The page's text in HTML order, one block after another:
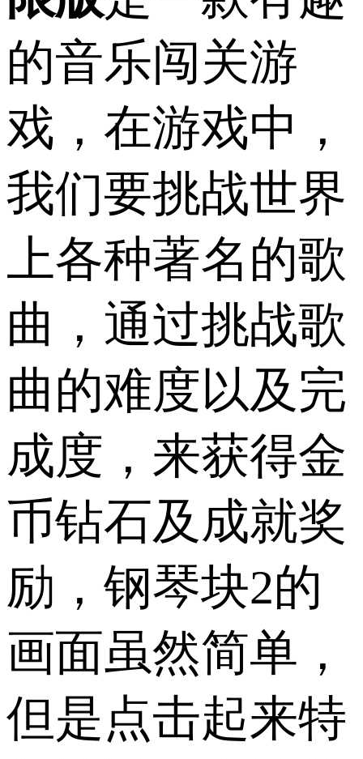
的音乐闯关游
戏，在游戏中，
我们要挑战世界
上各种著名的歌
曲，通过挑战歌
曲的难度以及完
成度，来获得金
币钻石及成就奖
励，钢琴块2的
画面虽然简单，
但是点击起来特